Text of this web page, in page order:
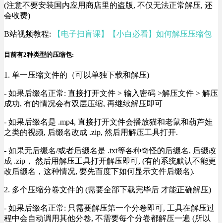
(注意不要安装国内应用商店里的盗版, 不仅无法正常解压, 还
会收费)
B站视频教程: 【电子扫盲课】【小白必看】如何解压压缩包
目前有2种类型的压缩包:
1. 单一压缩文件的（可以单独下载和解压)
- 如果后缀名正常: 直接打开文件 > 输入密码 >解压文件 > 解压
成功, 有的情况会有双层压缩, 再继续解压即可
- 如果后缀名是 .mp4, 直接打开文件会播放猫和老鼠和葫芦娃
之类的视频, 后缀名改成 .zip, 然后用解压工具打开.
- 如果无后缀名/或者后缀名是 .txt等各种奇怪的后缀名, 后缀改
成 .zip， 然后用解压工具打开解压即可, (有的系统默认不能更
改后缀名，这种情况, 要先百度下如何显示文件后缀名).
2. 多个压缩分卷文件的 (需要全部下载完毕后 才能正确解压)
- 如果后缀名正常: 只需要解压第一个分卷即可, 工具在解压过
程中会自动调用其他分卷, 不需要每个分卷都解压一遍 (所以